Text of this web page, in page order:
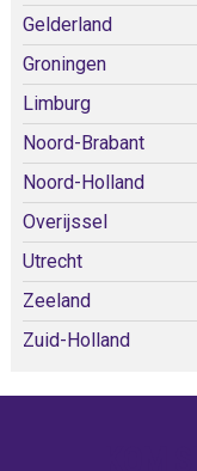
Gelderland
Groningen
Limburg
Noord-Brabant
Noord-Holland
Overijssel
Utrecht
Zeeland
Zuid-Holland